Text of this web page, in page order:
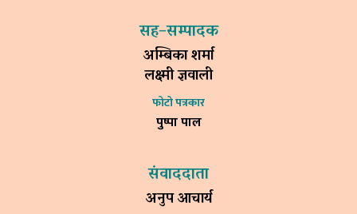
सह–सम्पादक
अम्बिका शर्मा
लक्ष्मी ज्ञवाली
फोटो पत्रकार
पुष्पा पाल
संवाददाता
अनुप आचार्य